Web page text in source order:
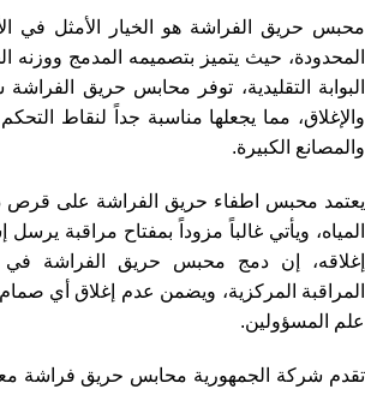
محبس حريق الفراشة هو الخيار الأمثل في
المحدودة، حيث يتميز بتصميمه المدمج ووزنه
البوابة التقليدية، توفر محابس حريق
والإغلاق، مما يجعلها مناسبة جداً لنقاط
والمصانع الكبيرة.
يعتمد محبس اطفاء حريق الفراشة على قرص
المياه، ويأتي غالباً مزوداً بمفتاح مراقبة يرسل
إغلاقه، إن دمج محبس حريق الفراشة
المراقبة المركزية، ويضمن عدم إغلاق أي
علم المسؤولين.